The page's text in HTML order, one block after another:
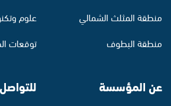
منطقة المثلث الشمالي
منطقة البطوف
علوم
توقعات
عن المؤسسة للتواصل